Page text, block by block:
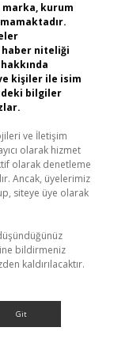
kurum
haber niteliği
kişiler ile isim
bilgiler
ve İletişim
olarak hizmet
olarak denetleme
Ancak, üyelerimiz
siteye üye olarak
bildirmeniz
kaldırılacaktır.